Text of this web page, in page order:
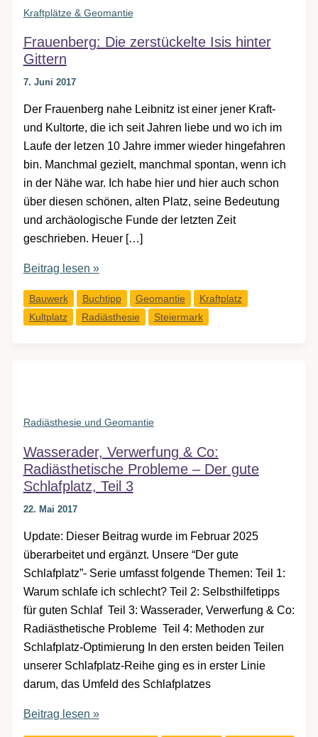
Kraftplätze & Geomantie
Frauenberg: Die zerstückelte Isis hinter
Gittern
7. Juni 2017
Der Frauenberg nahe Leibnitz ist einer jener Kraft-
und Kultorte, die ich seit Jahren liebe und wo ich im
Laufe der letzen 10 Jahre immer wieder hingefahren
bin. Manchmal gezielt, manchmal spontan, wenn ich
in der Nähe war. Ich habe hier und hier auch schon
über diesen schönen, alten Platz, seine Bedeutung
und archäologische Funde der letzten Zeit
geschrieben. Heuer […]
Frauenberg:
zerstückelte
Isis
Beitrag lesen »
Bauwerk Buchtipp Geomantie
Kraftplatz
Kultplatz
Radiästhesie Steiermark
Radiästhesie und Geomantie
Wasserader, Verwerfung & Co:
Radiästhetische Probleme – Der gute
Schlafplatz, Teil 3
22. Mai 2017
Update: Dieser Beitrag wurde im Februar 2025
überarbeitet und ergänzt. Unsere “Der gute
Schlafplatz”- Serie umfasst folgende Themen: Teil 1:
Warum schlafe ich schlecht? Teil 2: Selbsthilfetipps
für guten Schlaf Teil 3: Wasserader, Verwerfung & Co:
Radiästhetische Probleme Teil 4: Methoden zur
Schlafplatz-Optimierung In den ersten beiden Teilen
unserer Schlafplatz-Reihe ging es in erster Linie
darum, das Umfeld des Schlafplatzes
Wasserader,
Beitrag lesen »